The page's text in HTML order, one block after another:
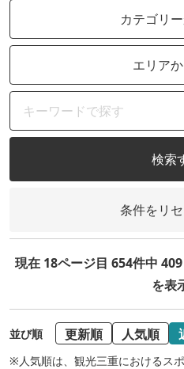
カテゴリ
エリア
検索
条件をリ
現在 18ページ目 654件中
を表
並び順 更新順 人気順
※人気順は、観光三重におけるス